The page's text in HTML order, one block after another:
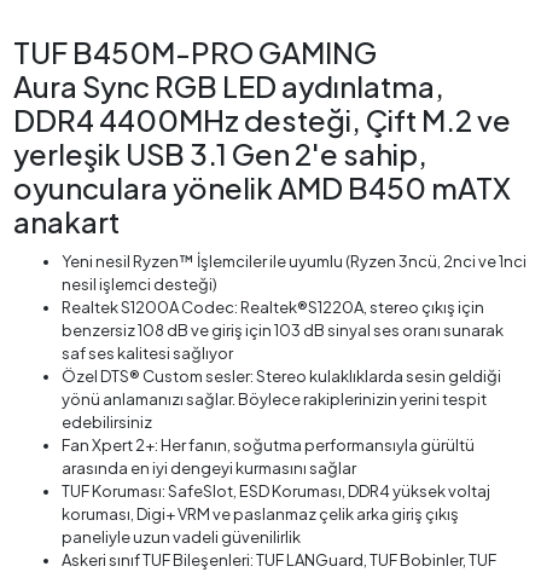
TUF B450M-PRO GAMING
Aura Sync RGB LED aydınlatma,
DDR4 4400MHz desteği, Çift M.2 ve
yerleşik USB 3.1 Gen 2'e sahip,
oyunculara yönelik AMD B450 mATX
anakart
Yeni nesil Ryzen™ İşlemciler ile uyumlu (Ryzen 3ncü, 2nci ve 1nci
nesil işlemci desteği)
Realtek S1200A Codec: Realtek®S1220A, stereo çıkış için
benzersiz 108 dB ve giriş için 103 dB sinyal ses oranı sunarak
saf ses kalitesi sağlıyor
Özel DTS® Custom sesler: Stereo kulaklıklarda sesin geldiği
yönü anlamanızı sağlar. Böylece rakiplerinizin yerini tespit
edebilirsiniz
Fan Xpert 2+: Her fanın, soğutma performansıyla gürültü
arasında en iyi dengeyi kurmasını sağlar
TUF Koruması: SafeSlot, ESD Koruması, DDR4 yüksek voltaj
koruması, Digi+ VRM ve paslanmaz çelik arka giriş çıkış
paneliyle uzun vadeli güvenilirlik
Askeri sınıf TUF Bileşenleri: TUF LANGuard, TUF Bobinler, TUF